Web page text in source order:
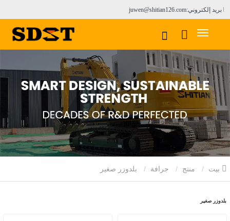
بريد إلكتروني:juwen@shitian126.com
منتج جرافة
بلدوزر صغير